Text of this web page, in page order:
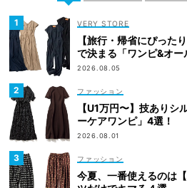
VERY STORE
【旅行・帰省にぴった
で決まる「ワンピ&オ
2026.08.05
ファッション
【U1万円〜】技あり
ーケアワンピ」4選！
2026.08.01
ファッション
今夏、一番使えるのは